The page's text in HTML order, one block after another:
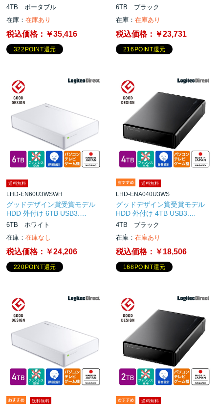
4TB ポータブル
在庫：在庫あり
税込価格： ￥35,416
322POINT還元
6TB ブラック
在庫：在庫あり
税込価格： ￥23,731
216POINT還元
送料無料
LHD-EN60U3WSWH
グッドデザイン賞受賞モデル
HDD 外付け 6TB USB3.…
6TB ホワイト
在庫：在庫なし
税込価格： ￥24,206
220POINT還元
送料無料
LHD-ENA040U3WS
グッドデザイン賞受賞モデル
HDD 外付け 4TB USB3.…
4TB ブラック
在庫：在庫あり
税込価格： ￥18,506
168POINT還元
送料無料 送料無料